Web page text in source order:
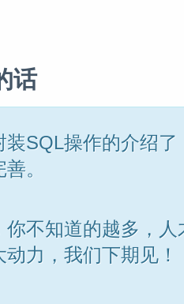
话
装SQL操作的介绍
。
你不知道的越多，
力，我们下期见！